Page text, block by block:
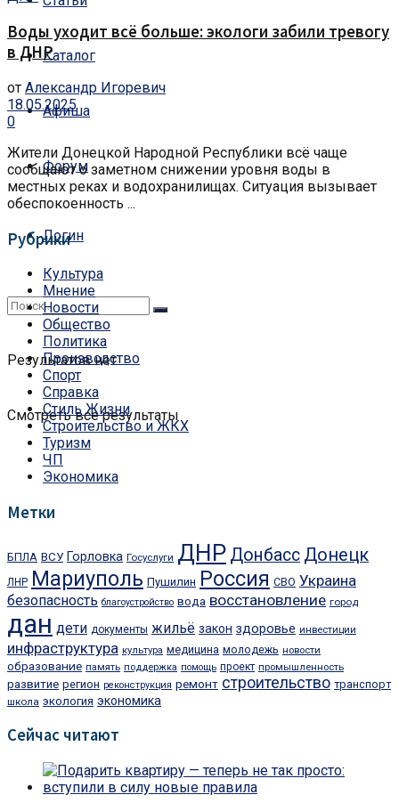
Каталог
Афиша
Форум
Логин
Результатов нет
Смотреть все результаты
Воды уходит всё больше: экологи забили тревогу
в ДНР
от Александр Игоревич
18.05.2025
0
Жители Донецкой Народной Республики всё чаще
сообщают о заметном снижении уровня воды в
местных реках и водохранилищах. Ситуация вызывает
обеспокоенность ...
Рубрики
Культура
Мнение
Новости
Общество
Политика
Производство
Спорт
Справка
Стиль Жизни
Строительство и ЖКХ
Туризм
ЧП
Экономика
Метки
БПЛА ВСУ Горловка Госуслуги ДНР Донбасс Донецк
ЛНР Мариуполь Пушилин Россия СВО Украина
безопасность благоустройство вода восстановление город
дан дети документы жильё закон здоровье инвестиции
инфраструктура культура медицина молодежь новости
образование память поддержка помощь проект промышленность
развитие регион реконструкция ремонт строительство транспорт
школа экология экономика
Сейчас читают